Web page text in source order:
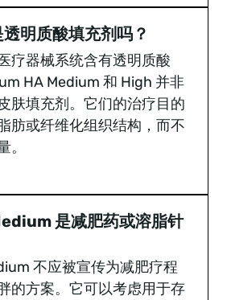
明质酸填充剂吗？
疗器械系统含有透明质酸
HA Medium 和 High 并非
肤填充剂。它们的治疗目的
肪或纤维化组织结构，而不
。
是减肥药或溶脂针
不应被宣传为减肥疗程
的方案。它可以考虑用于存